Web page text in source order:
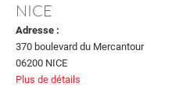
NICE
Adresse :
370 boulevard du Mercantour
06200 NICE
Plus de détails